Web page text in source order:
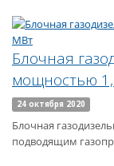
Блочная
мощностью
24 октября 2020
Блочная
подводящим